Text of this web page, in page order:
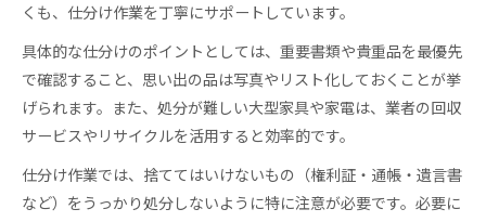
くも、仕分け作業を丁寧にサポートしています。
具体的な仕分けのポイントとしては、重要書類や貴重品を最優先
で確認すること、思い出の品は写真やリスト化しておくことが挙
げられます。また、処分が難しい大型家具や家電は、業者の回収
サービスやリサイクルを活用すると効率的です。
仕分け作業では、捨ててはいけないもの（権利証・通帳・遺言書
など）をうっかり処分しないように特に注意が必要です。必要に